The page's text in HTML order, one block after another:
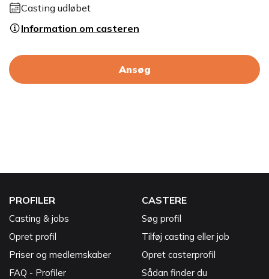
Casting udløbet
Information om casteren
Ansøg
PROFILER
Casting & jobs
Opret profil
Priser og medlemskaber
FAQ - Profiler
CASTERE
Søg profil
Tilføj casting eller job
Opret casterprofil
Sådan finder du